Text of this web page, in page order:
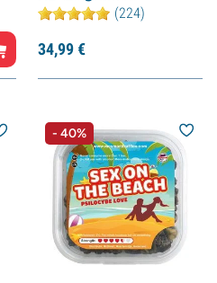
(224)
34,99€
- 40%